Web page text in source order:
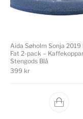
Aida Søholm Sonja 2019
Fat 2-pack – Kaffekoppar
Stengods Blå
399 kr